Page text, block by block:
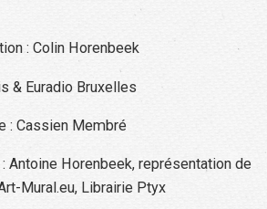
: Colin Horenbeek
& Euradio Bruxelles
: Cassien Membré
Antoine Horenbeek, représentation de
Mural.eu, Librairie Ptyx